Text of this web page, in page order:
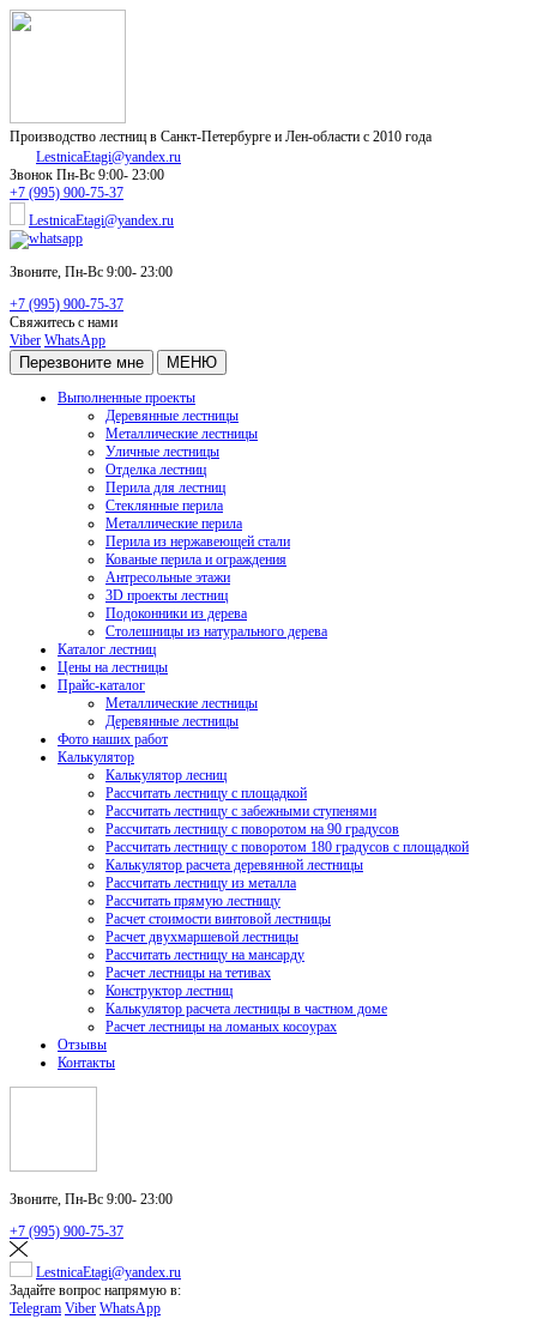
Производство лестниц в Санкт-Петербурге и Лен-области с 2010 года
LestnicaEtagi@yandex.ru
Звонок Пн-Вс 9:00- 23:00
+7 (995) 900-75-37
LestnicaEtagi@yandex.ru
Звоните, Пн-Вс 9:00- 23:00
+7 (995) 900-75-37
Свяжитесь с нами
Viber WhatsApp
Перезвоните мне МЕНЮ
Выполненные проекты
Деревянные лестницы
Металлические лестницы
Уличные лестницы
Отделка лестниц
Перила для лестниц
Стеклянные перила
Металлические перила
Перила из нержавеющей стали
Кованые перила и ограждения
Антресольные этажи
3D проекты лестниц
Подоконники из дерева
Столешницы из натурального дерева
Каталог лестниц
Цены на лестницы
Прайс-каталог
Металлические лестницы
Деревянные лестницы
Фото наших работ
Калькулятор
Калькулятор лесниц
Рассчитать лестницу с площадкой
Рассчитать лестницу с забежными ступенями
Рассчитать лестницу с поворотом на 90 градусов
Рассчитать лестницу с поворотом 180 градусов с площадкой
Калькулятор расчета деревянной лестницы
Рассчитать лестницу из металла
Рассчитать прямую лестницу
Расчет стоимости винтовой лестницы
Расчет двухмаршевой лестницы
Рассчитать лестницу на мансарду
Расчет лестницы на тетивах
Конструктор лестниц
Калькулятор расчета лестницы в частном доме
Расчет лестницы на ломаных косоурах
Отзывы
Контакты
Звоните, Пн-Вс 9:00- 23:00
+7 (995) 900-75-37
LestnicaEtagi@yandex.ru
Задайте вопрос напрямую в:
Telegram Viber WhatsApp